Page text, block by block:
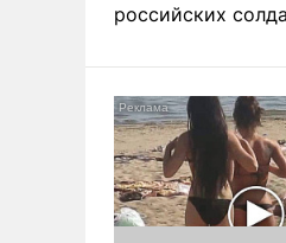
российских